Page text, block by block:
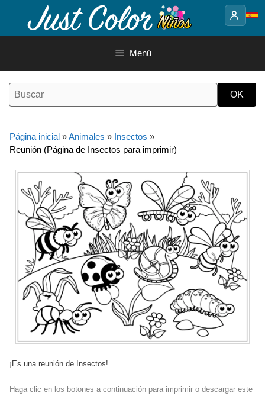
contenido
Menú
Página inicial »Animales » Insectos »
Reunión (Página de Insectos para imprimir)
¡Es una reunión de Insectos!
Haga clic en los botones a continuación para imprimir o descargar este